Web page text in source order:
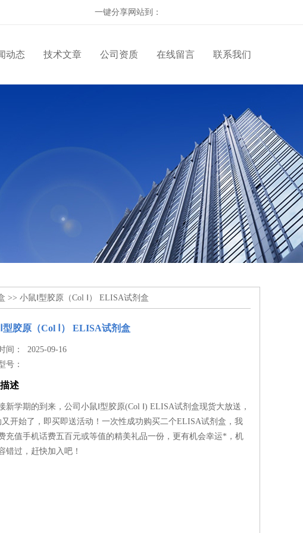
一键分享网站到：
动态 技术文章 公司资质 在线留言 联系我们
>> 小鼠Ⅰ型胶原（Col Ⅰ） ELISA试剂盒
型胶原（Col Ⅰ） ELISA试剂盒
间： 2025-09-16
号：
述
新学期的到来，公司小鼠Ⅰ型胶原(Col Ⅰ) ELISA试剂盒现货大放送，
开始了，即买即送活动！一次性成功购买二个ELISA试剂盒，我
充值手机话费五百元或等值的精美礼品一份，更有机会幸运*，机
错过，赶快加入吧！